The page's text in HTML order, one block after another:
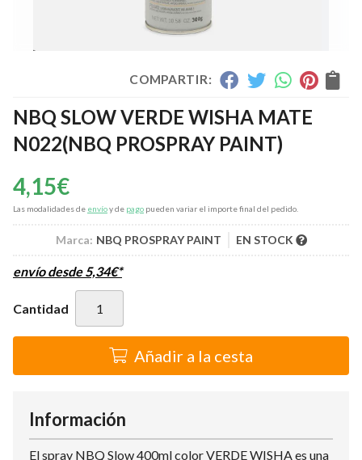
COMPARTIR:
NBQ SLOW VERDE WISHA MATE
N022(NBQ PROSPRAY PAINT)
4,15€
Las modalidades de envíoy de pago pueden variar el importe final del pedido.
Marca: NBQ PROSPRAY PAINT EN STOCK
envío desde5,34€*
Cantidad
Añadir a la cesta
Información
El spray NBQ Slow 400ml color VERDE WISHA es una